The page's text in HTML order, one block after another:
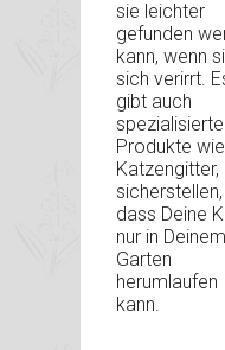
sie leichter
gefunden
kann, wenn
sich verirrt.
gibt auch
spezialisierte
Produkte wie
Katzengitter,
sicherstellen,
dass Deine
nur in Deinem
Garten
herumlaufen
kann.